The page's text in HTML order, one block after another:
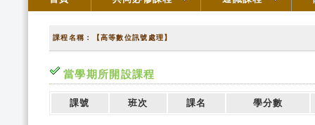
課程名稱：【高等數位訊號處理】
當學期所開設課程
課號 班次 課名 學分數